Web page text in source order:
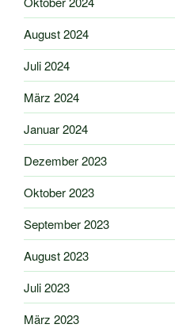
August 2024
Juli 2024
März 2024
Januar 2024
Dezember 2023
Oktober 2023
September 2023
August 2023
Juli 2023
März 2023